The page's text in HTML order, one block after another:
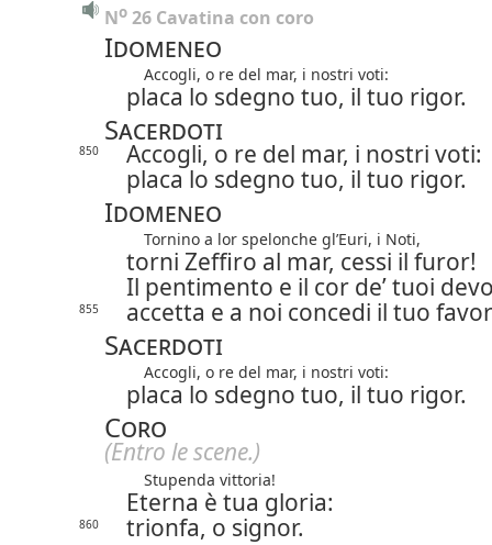
No 26 Cavatina con coro
Idomeneo
Accogli, o re del mar, i nostri voti:
placa lo sdegno tuo, il tuo rigor.
Sacerdoti
850
Accogli, o re del mar, i nostri voti:
placa lo sdegno tuo, il tuo rigor.
Idomeneo
Tornino a lor spelonche gl’Euri, i Noti,
torni Zeffiro al mar, cessi il furor!
Il pentimento e il cor de’ tuoi
855 accetta e a noi concedi il tuo
Sacerdoti
Accogli, o re del mar, i nostri voti:
placa lo sdegno tuo, il tuo rigor.
Coro
(Entro le scene.)
Stupenda vittoria!
Eterna è tua gloria:
860 trionfa, o signor.